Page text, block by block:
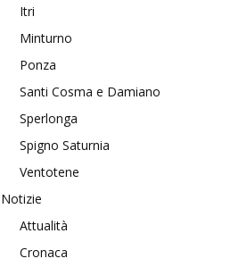
Itri
Minturno
Ponza
Santi Cosma e Damiano
Sperlonga
Spigno Saturnia
Ventotene
Notizie
Attualità
Cronaca